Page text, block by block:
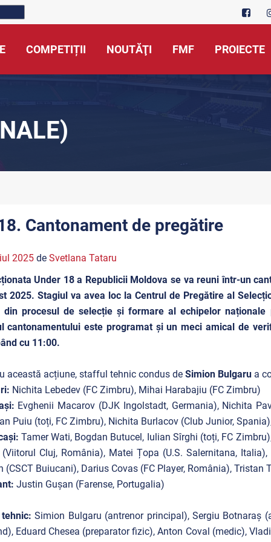
COMPETIȚII NOUTĂŢI FMF PROIECTE
Cantonament de pregătire
2025de Svetlana Tataru
Under 18 a Republicii Moldova se va reuni într-un
2025. Stagiul va avea loc la Centrul de Pregătire al
din procesul de selecție și formare al echipelor
cantonamentului este programat și un meci amical de
cu 11:00.
această acțiune, stafful tehnic condus de Simion Bulgarua
Nichita Lebedev (FC Zimbru), Mihai Harabajiu (FC Zimbru)
Evghenii Macarov (DJK Ingolstadt, Germania), Nichita
Puiu (toți, FC Zimbru), Nichita Burlacov (Club Junior,
Tamer Wati, Bogdan Butucel, Iulian Sîrghi (toți, FC
(Viitorul Cluj, România), Matei Țopa (U.S. Salernitana,
(CSCT Buiucani), Darius Covas (FC Player, România), Tristan
Justin Gușan (Farense, Portugalia)
tehnic:Simion Bulgaru (antrenor principal), Sergiu Botnaraș
Eduard Chesea (preparator fizic), Anton Coval (medic),